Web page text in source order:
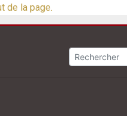
de la page.